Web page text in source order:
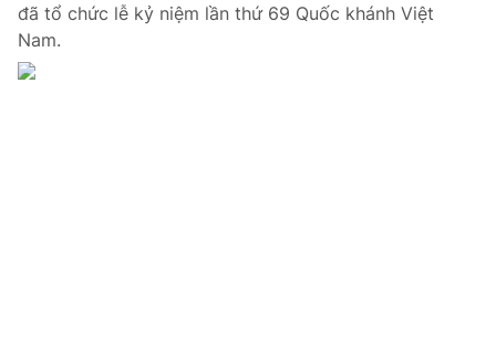
đã tổ chức lễ kỷ niệm lần thứ 69 Quốc khánh Việt
Nam.